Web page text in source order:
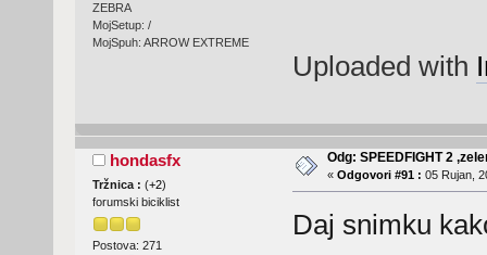
ZEBRA
MojSetup: /
MojSpuh: ARROW EXTREME
Uploaded with
hondasfx
Tržnica : (+2)
forumski biciklist
Postova: 271
Odg: SPEEDFIGHT 2
« Odgovori #91 : 05 Rujan,
Daj snimku